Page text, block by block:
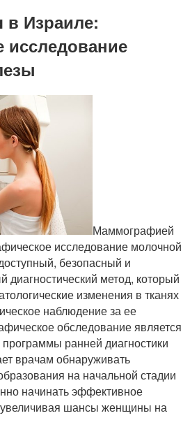
Израиле:
исследование
Маммографией
исследование молочной
безопасный и
метод, который
изменения в тканях
наблюдение за ее
обследование является
ранней диагностики
врачам обнаруживать
на начальной стадии
начинать эффективное
увеличивая шансы женщины на